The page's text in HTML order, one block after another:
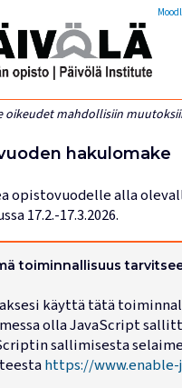
Yleisakatemia
Lyhytkurssit
Päivölän opisto
Opintomaksut
Opettajien esittelyt
Yhteystiedot
Tilat ja majoitus
Majoituspalvelut
Kokous- ja juhlatilat
Tarjoilut ja ruokailut
Leirit
oikeudet mahdollisiin
hakulomake
opistovuodelle alla
17.2.-17.3.2026.
toiminnallisuus
käyttä tätä
olla JavaScript
sallimisesta
https://